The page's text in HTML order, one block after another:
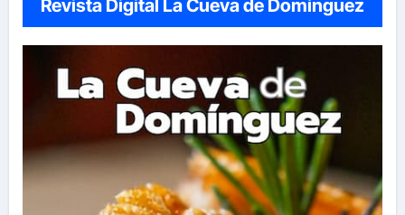
Revista Digital La Cueva de Domínguez